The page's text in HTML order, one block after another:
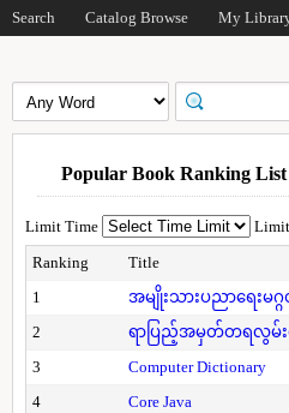
Search Catalog Browse My
Popular Book Ranking List
Limit Time
Ranking
Title
1
အမျိုးသားပညာရေးမဂ္
2
ရာပြည့်အမှတ်တရလွ
3
Computer Dictionary
4
Core Java